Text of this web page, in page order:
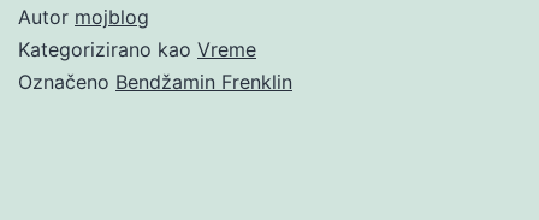
Autor mojblog
Kategorizirano kao Vreme
Označeno Bendžamin Frenklin